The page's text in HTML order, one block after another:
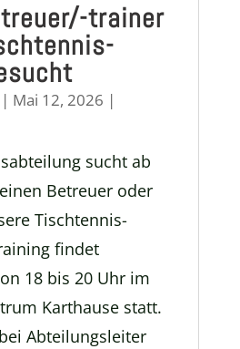
trainer
| Mai 12, 2026 |
sucht ab
Betreuer oder
Tischtennis-
findet
18 bis 20 Uhr im
Karthause statt.
Abteilungsleiter